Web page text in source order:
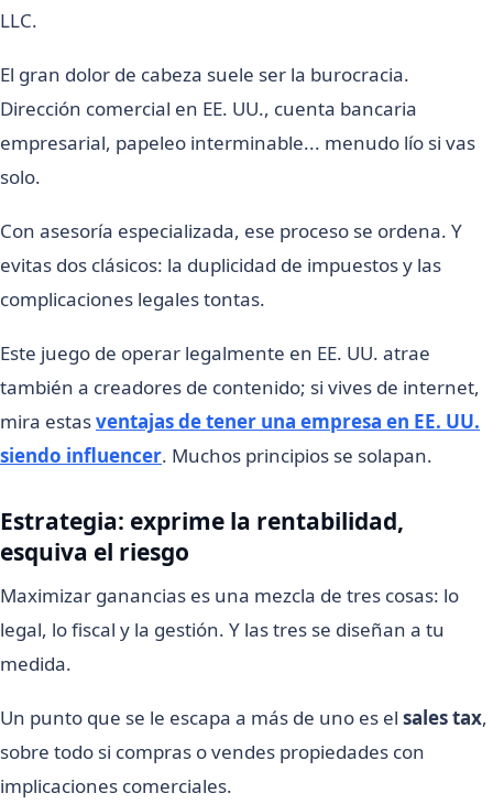
LLC.
El gran dolor de cabeza suele ser la burocracia.
Dirección comercial en EE. UU., cuenta bancaria
empresarial, papeleo interminable... menudo lío si vas
solo.
Con asesoría especializada, ese proceso se ordena. Y
evitas dos clásicos: la duplicidad de impuestos y las
complicaciones legales tontas.
Este juego de operar legalmente en EE. UU. atrae
también a creadores de contenido; si vives de internet,
mira estasventajas de tener una empresa en EE. UU.
siendo influencer. Muchos principios se solapan.
Estrategia: exprime la rentabilidad,
esquiva el riesgo
Maximizar ganancias es una mezcla de tres cosas: lo
legal, lo fiscal y la gestión. Y las tres se diseñan a tu
medida.
Un punto que se le escapa a más de uno es el sales tax,
sobre todo si compras o vendes propiedades con
implicaciones comerciales.